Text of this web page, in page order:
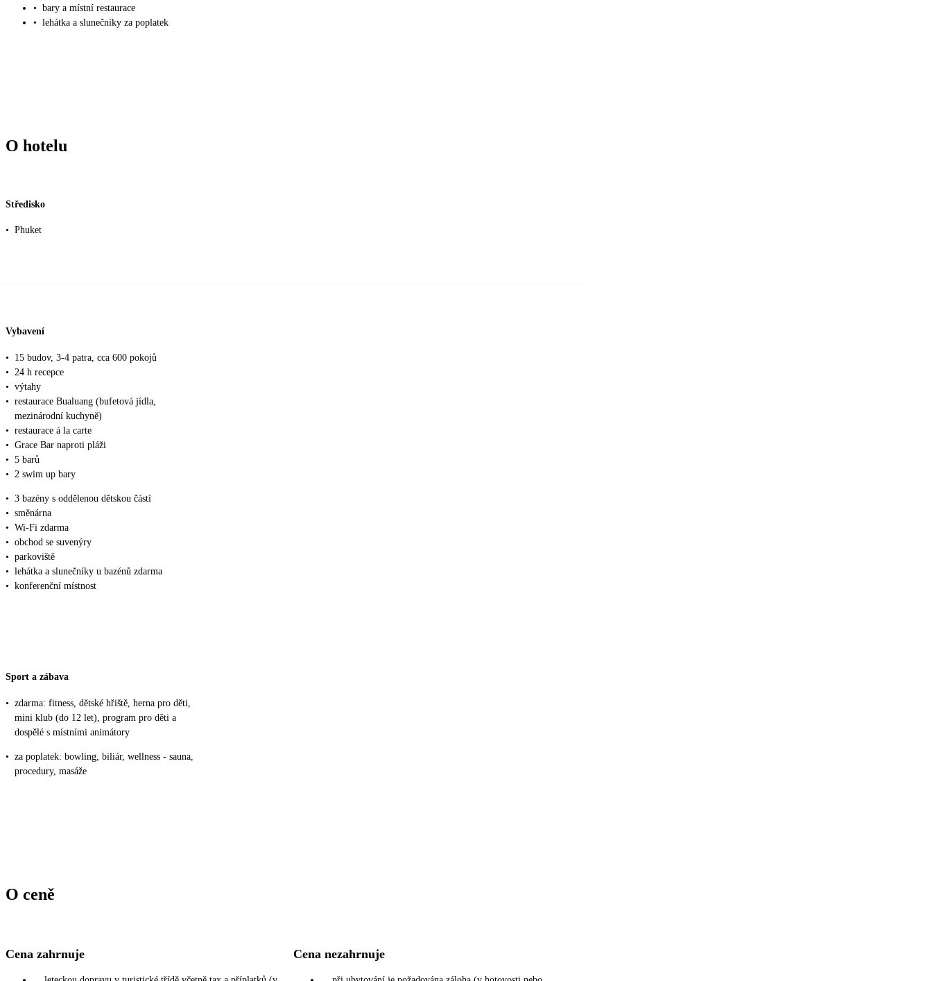
• bary a místní restaurace
• lehátka a slunečníky za poplatek
O hotelu
Středisko
• Phuket
Vybavení
•
15 budov, 3-4 patra, cca 600 pokojů
•
24 h recepce
• výtahy
• restaurace Bualuang (bufetová jídla,
mezinárodní kuchyně)
• restaurace á la carte
• Grace Bar naproti pláži
• 5 barů
•
2 swim up bary
• 3 bazény s oddělenou dětskou částí
• směnárna
• Wi-Fi zdarma
• obchod se suvenýry
• parkoviště
• lehátka a slunečníky u bazénů zdarma
• konferenční místnost
Sport a zábava
• zdarma: fitness, dětské hřiště, herna pro děti,
mini klub (do 12 let), program pro děti a
dospělé s místními animátory
• za poplatek: bowling, biliár, wellness - sauna,
procedury, masáže
O ceně
Cena zahrnuje Cena nezahrnuje